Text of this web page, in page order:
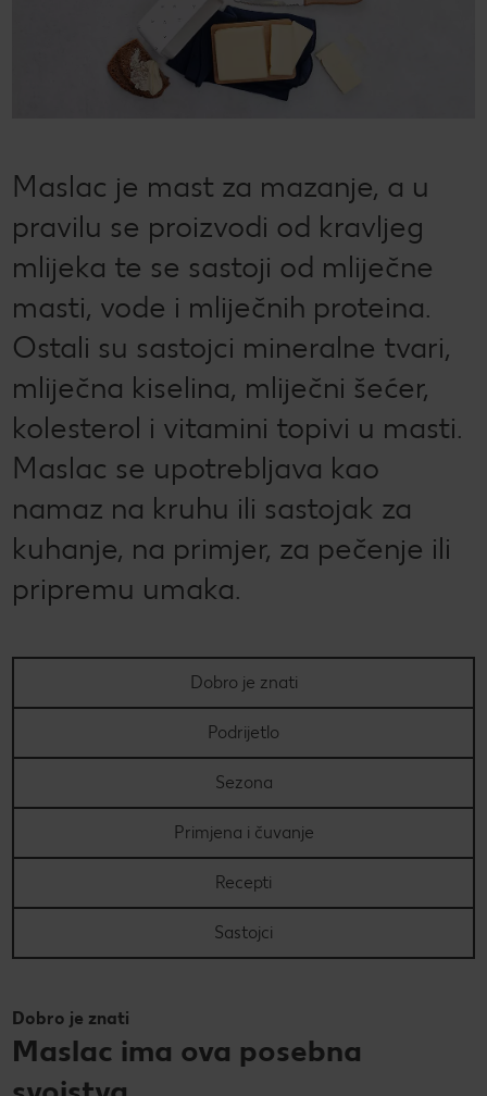
Kaufland Card i P&G te nagrađuju!
CHECK IT OUT
SILVERCREST CHECK IT OUT
LIVARNO CHECK IT OUT
ESMARA CHECK IT OUT
PARKSIDE
Magazin održivosti
Uvijek svježe - samo za tebe!
Ugovorena proizvodnja
Želiš najbolju kupnju? Dobiješ je kod nas!
Broj 1 za kupnju na jednom mjestu
Radno vrijeme nedjeljom
Igraj i zabavi se!
PRAVILA NAGRADNOG NATJEČAJA „Sup“
PRAVILA NAGRADNOG NATJEČAJA „Nenapisana
zadaća“
Popis maloprodajnih cijena
Super Summer
Super summer (EN)
Slobodno vrijeme
Maslac je mast za mazanje, a u
pravilu se proizvodi od kravljeg
mlijeka te se sastoji od mliječne
masti, vode i mliječnih proteina.
Ostali su sastojci mineralne tvari,
mliječna kiselina, mliječni šećer,
kolesterol i vitamini topivi u masti.
Maslac se upotrebljava kao
namaz na kruhu ili sastojak za
kuhanje, na primjer, za pečenje ili
pripremu umaka.
Dobro je znati
Podrijetlo
Sezona
Primjena i čuvanje
Recepti
Sastojci
Dobro je znati
Maslac ima ova posebna